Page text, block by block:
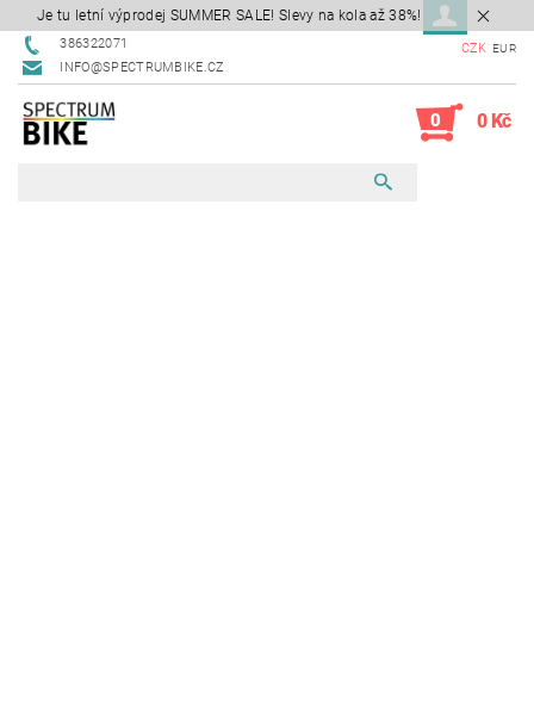
Je tu letní výprodej SUMMER SALE! Slevy na kola až 38%!
386322071
INFO@SPECTRUMBIKE.CZ
CZK EUR
0 0 Kč